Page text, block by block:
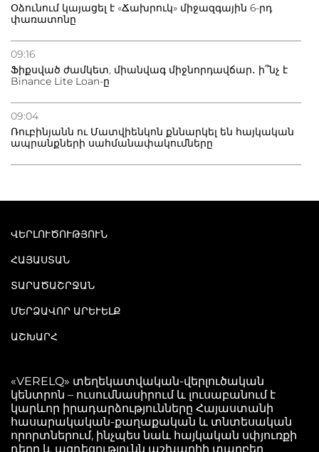
Օձունում կայացել է «Ճախրուկ» միջազգային 6-րդ
փառատոնը
09:16
Ֆիքսված ժամկետ, միանվագ միջնորդավճար․ ի՞նչ է
Binance Lite Loan-ը
09:04
Ռուբինյանն ու Մատվիենկոն քննարկել են հայկական
ապրանքների սահմանափակումները
ՎԵՐԼՈՒԾՈՒԹՅՈՒՆ
ՀԱՅԱՍՏԱՆ
ՏԱՐԱԾԱՇՐՋԱՆ
ՄԵՐՁԱՎՈՐ ԱՐԵՒԵԼՔ
ԱՇԽԱՐՀ
«VERELQ» տեղեկատվական-վերլուծական
կենտրոն – ուսումնասիրում և լուսաբանում է
կարևոր իրադարձությունները Հայաստանի
հասարակական-քաղաքական և տնտեսական
որորտներում, ինչպես նաև հայկական սփյուռքի
դերը և ազդեցությունն աշխարհի տարբեր